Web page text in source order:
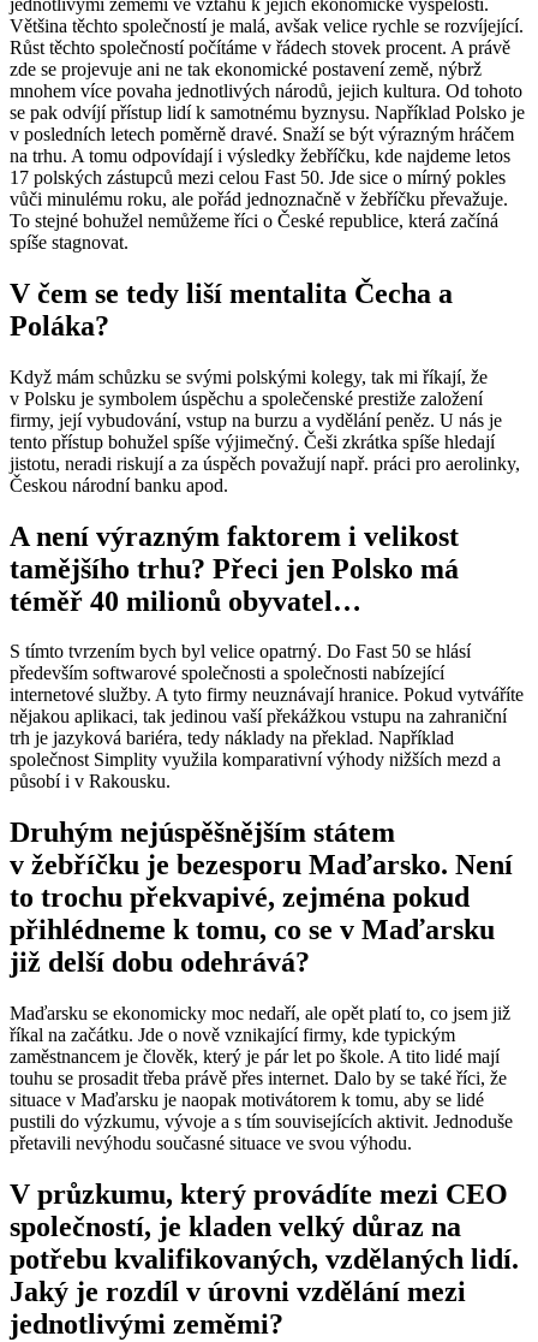
Většina těchto společností je malá, avšak velice rychle se rozvíjející.
Růst těchto společností počítáme v řádech stovek procent. A právě
zde se projevuje ani ne tak ekonomické postavení země, nýbrž
mnohem více povaha jednotlivých národů, jejich kultura. Od tohoto
se pak odvíjí přístup lidí k samotnému byznysu. Například Polsko je
v posledních letech poměrně dravé. Snaží se být výrazným hráčem
na trhu. A tomu odpovídají i výsledky žebříčku, kde najdeme letos
17 polských zástupců mezi celou Fast 50. Jde sice o mírný pokles
vůči minulému roku, ale pořád jednoznačně v žebříčku převažuje.
To stejné bohužel nemůžeme říci o České republice, která začíná
spíše stagnovat.
V čem se tedy liší mentalita Čecha a
Poláka?
Když mám schůzku se svými polskými kolegy, tak mi říkají, že
v Polsku je symbolem úspěchu a společenské prestiže založení
firmy, její vybudování, vstup na burzu a vydělání peněz. U nás je
tento přístup bohužel spíše výjimečný. Češi zkrátka spíše hledají
jistotu, neradi riskují a za úspěch považují např. práci pro aerolinky,
Českou národní banku apod.
A není výrazným faktorem i velikost
tamějšího trhu? Přeci jen Polsko má
téměř 40 milionů obyvatel…
S tímto tvrzením bych byl velice opatrný. Do Fast 50 se hlásí
především softwarové společnosti a společnosti nabízející
internetové služby. A tyto firmy neuznávají hranice. Pokud vytváříte
nějakou aplikaci, tak jedinou vaší překážkou vstupu na zahraniční
trh je jazyková bariéra, tedy náklady na překlad. Například
společnost Simplity využila komparativní výhody nižších mezd a
působí i v Rakousku.
Druhým nejúspěšnějším státem
v žebříčku je bezesporu Maďarsko. Není
to trochu překvapivé, zejména pokud
přihlédneme k tomu, co se v Maďarsku
již delší dobu odehrává?
Maďarsku se ekonomicky moc nedaří, ale opět platí to, co jsem již
říkal na začátku. Jde o nově vznikající firmy, kde typickým
zaměstnancem je člověk, který je pár let po škole. A tito lidé mají
touhu se prosadit třeba právě přes internet. Dalo by se také říci, že
situace v Maďarsku je naopak motivátorem k tomu, aby se lidé
pustili do výzkumu, vývoje a s tím souvisejících aktivit. Jednoduše
přetavili nevýhodu současné situace ve svou výhodu.
V průzkumu, který provádíte mezi CEO
společností, je kladen velký důraz na
potřebu kvalifikovaných, vzdělaných lidí.
Jaký je rozdíl v úrovni vzdělání mezi
jednotlivými zeměmi?